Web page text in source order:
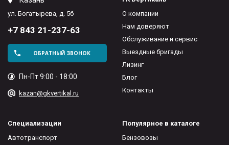
ул. Богатырева, д. 5б
+7 843 21-237-63
ОБРАТНЫЙ ЗВОНОК
Пн-Пт 9:00 - 18:00
kazan@gkvertikal.ru
О компании
Нам доверяют
Обслуживание и сервис
Выездные бригады
Лизинг
Блог
Контакты
Специализации
Автотранспорт
Популярное в каталоге
Бензовозы